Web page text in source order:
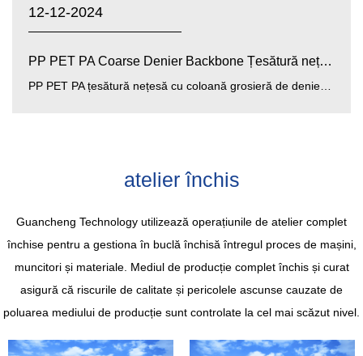
12-12-2024
PP PET PA Coarse Denier Backbone Țesătură nețesă: Propr...
atelier închis
Guancheng Technology utilizează operațiunile de atelier complet
închise pentru a gestiona în buclă închisă întregul proces de mașini,
muncitori și materiale. Mediul de producție complet închis și curat
asigură că riscurile de calitate și pericolele ascunse cauzate de
poluarea mediului de producție sunt controlate la cel mai scăzut nivel.